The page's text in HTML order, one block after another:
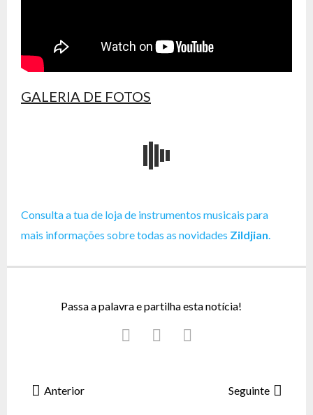
GALERIA DE FOTOS
Consulta a tua de loja de instrumentos musicais para
mais informações sobre todas as novidades Zildjian.
Passa a palavra e partilha esta notícia!
Anterior Seguinte